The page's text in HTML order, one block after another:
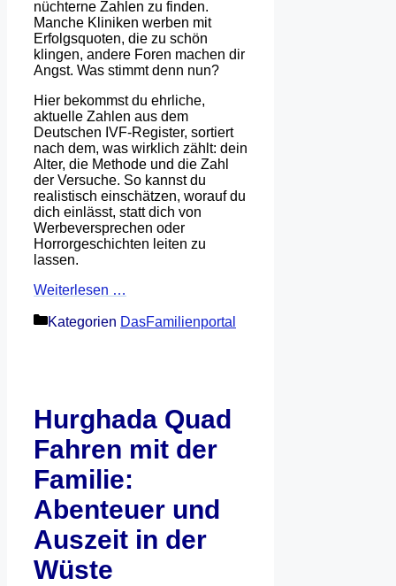
nüchterne Zahlen zu finden.
Manche Kliniken werben mit
Erfolgsquoten, die zu schön
klingen, andere Foren machen dir
Angst. Was stimmt denn nun?
Hier bekommst du ehrliche,
aktuelle Zahlen aus dem
Deutschen IVF-Register, sortiert
nach dem, was wirklich zählt: dein
Alter, die Methode und die Zahl
der Versuche. So kannst du
realistisch einschätzen, worauf du
dich einlässt, statt dich von
Werbeversprechen oder
Horrorgeschichten leiten zu
lassen.
Weiterlesen …
Kategorien DasFamilienportal
Hurghada Quad
Fahren mit der
Familie:
Abenteuer und
Auszeit in der
Wüste